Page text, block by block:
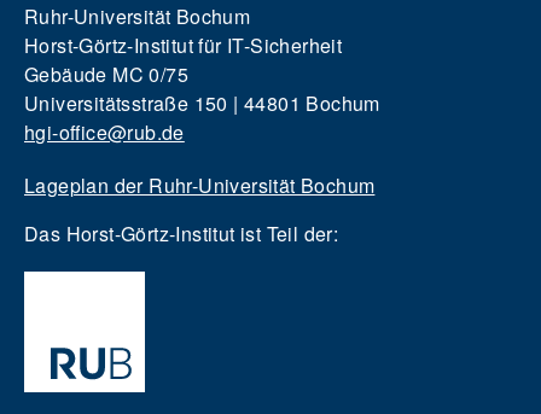
Ruhr-Universität Bochum
Horst-Görtz-Institut für IT-Sicherheit
Gebäude MC 0/75
Universitätsstraße 150 | 44801 Bochum
hgi-office@rub.de
Lageplan der Ruhr-Universität Bochum
Das Horst-Görtz-Institut ist Teil der: